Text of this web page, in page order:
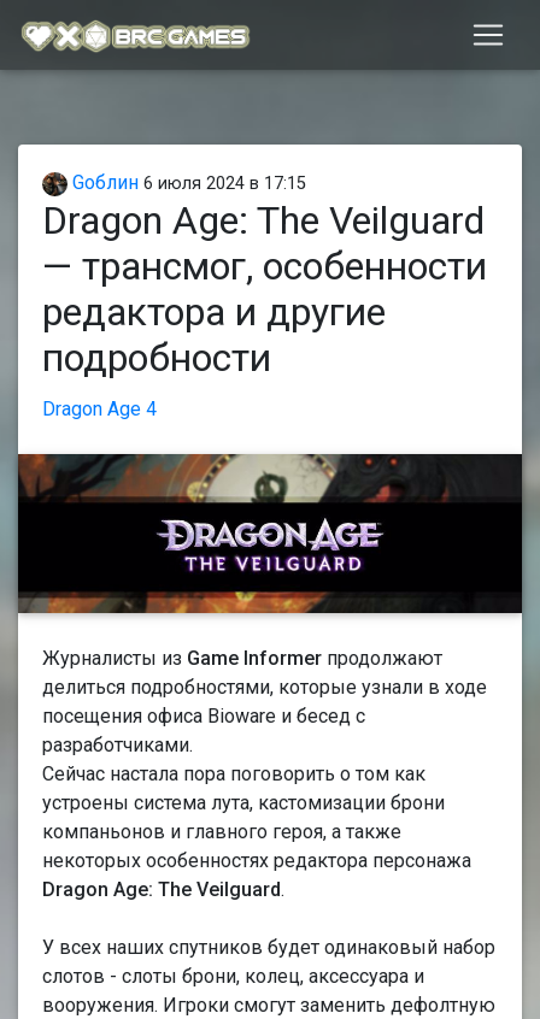
Gоблин 6 июля 2024 в 17:15
Dragon Age: The Veilguard
— трансмог, особенности
редактора и другие
подробности
Dragon Age 4
Журналисты из Game Informer продолжают
делиться подробностями, которые узнали в ходе
посещения офиса Bioware и бесед с
разработчиками.
Сейчас настала пора поговорить о том как
устроены система лута, кастомизации брони
компаньонов и главного героя, а также
некоторых особенностях редактора персонажа
Dragon Age: The Veilguard.
У всех наших спутников будет одинаковый набор
слотов - слоты брони, колец, аксессуара и
вооружения. Игроки смогут заменить дефолтную